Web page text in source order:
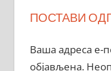
ПОСТАВИ
Ваша адреса е-
објављена.